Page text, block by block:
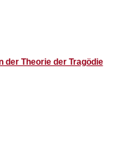
Theorie der Tragödie